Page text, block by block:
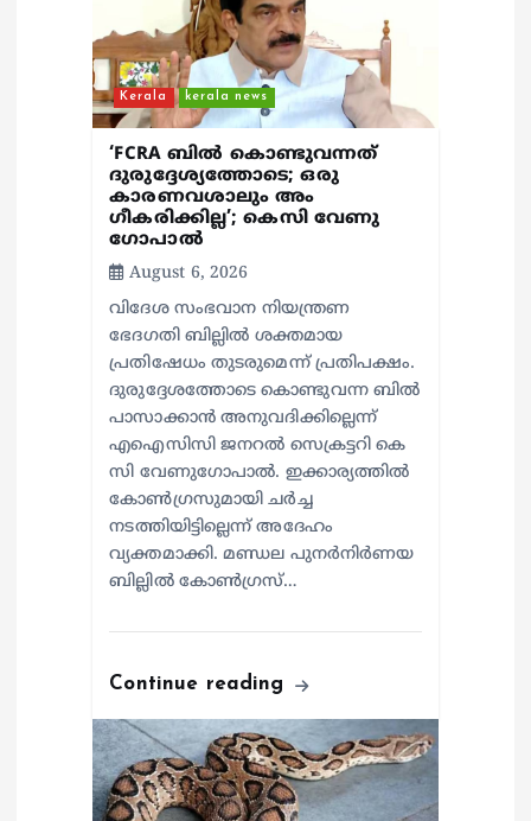
Kerala kerala news
‘FCRA ബിൽ കൊണ്ടുവന്നത്
ദുരുദ്ദേശ്യത്തോടെ; ഒരു
കാരണവശാലും അം​
ഗീകരിക്കില്ല’; കെസി വേണു​
ഗോപാൽ
August 6, 2026
വിദേശ സംഭവാന നിയന്ത്രണ
ഭേദഗതി ബില്ലിൽ ശക്തമായ
പ്രതിഷേധം തുടരുമെന്ന് പ്രതിപക്ഷം.
ദുരുദ്ദേശത്തോടെ കൊണ്ടുവന്ന ബിൽ
പാസാക്കാൻ അനുവദിക്കില്ലെന്ന്
എഐസിസി ജനറൽ സെക്രട്ടറി കെ
സി വേണുഗോപാൽ. ഇക്കാര്യത്തിൽ
കോൺഗ്രസുമായി ചർച്ച
നടത്തിയിട്ടില്ലെന്ന് അദേഹം
വ്യക്തമാക്കി. മണ്ഡല പുനർനിർണയ
ബില്ലിൽ കോൺഗ്രസ്…
Continue reading